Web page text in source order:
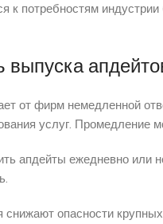
к потребностям
выпуска
от фирм немедленной
услуг. Промедление
апдейты ежедневно
снижают опасности